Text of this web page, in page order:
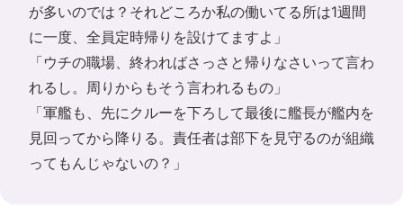
が多いのでは？それどころか私の働いてる所は1週間
に一度、全員定時帰りを設けてますよ」
「ウチの職場、終わればさっさと帰りなさいって言わ
れるし。周りからもそう言われるもの」
「軍艦も、先にクルーを下ろして最後に艦長が艦内を
見回ってから降りる。責任者は部下を見守るのが組織
ってもんじゃないの？」